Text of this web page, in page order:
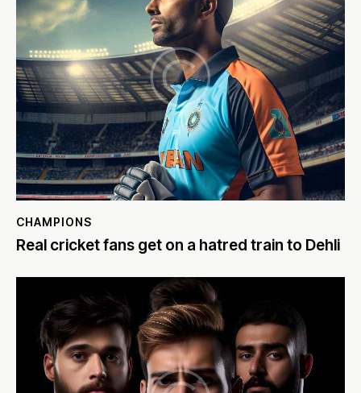
CHAMPIONS
Real cricket fans get on a hatred train to Dehli